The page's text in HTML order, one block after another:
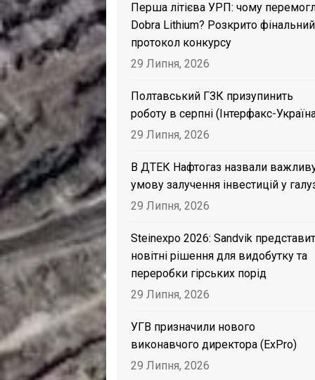
Перша літієва УРП: чому
Dobra Lithium? Розкрито фінальний
протокол конкурсу
29 Липня, 2026
Полтавський ГЗК призупинить
роботу в серпні (Інтерфакс-
29 Липня, 2026
В ДТЕК Нафтогаз назвали
умову залучення інвестицій у
29 Липня, 2026
Steinexpo 2026: Sandvik
новітні рішення для видобутку та
переробки гірських порід
29 Липня, 2026
УГВ призначили нового
виконавчого директора (ExPro)
29 Липня, 2026